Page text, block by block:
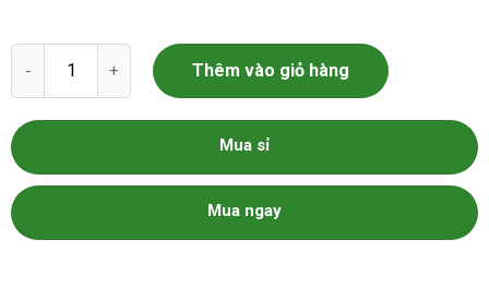
Riềng số lượng
Thêm vào giỏ hàng
Mua sỉ
Mua ngay